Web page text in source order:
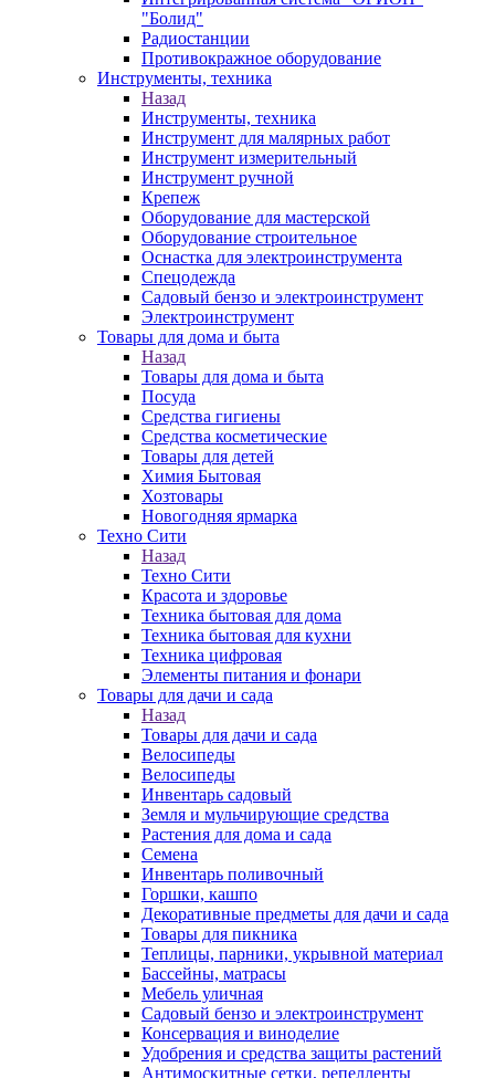
"Болид"
Радиостанции
Противокражное оборудование
Инструменты, техника
Назад
Инструменты, техника
Инструмент для малярных работ
Инструмент измерительный
Инструмент ручной
Крепеж
Оборудование для мастерской
Оборудование строительное
Оснастка для электроинструмента
Спецодежда
Садовый бензо и электроинструмент
Электроинструмент
Товары для дома и быта
Назад
Товары для дома и быта
Посуда
Средства гигиены
Средства косметические
Товары для детей
Химия Бытовая
Хозтовары
Новогодняя ярмарка
Техно Сити
Назад
Техно Сити
Красота и здоровье
Техника бытовая для дома
Техника бытовая для кухни
Техника цифровая
Элементы питания и фонари
Товары для дачи и сада
Назад
Товары для дачи и сада
Велосипеды
Велосипеды
Инвентарь садовый
Земля и мульчирующие средства
Растения для дома и сада
Семена
Инвентарь поливочный
Горшки, кашпо
Декоративные предметы для дачи и сада
Товары для пикника
Теплицы, парники, укрывной материал
Бассейны, матрасы
Мебель уличная
Садовый бензо и электроинструмент
Консервация и виноделие
Удобрения и средства защиты растений
Антимоскитные сетки, репелленты